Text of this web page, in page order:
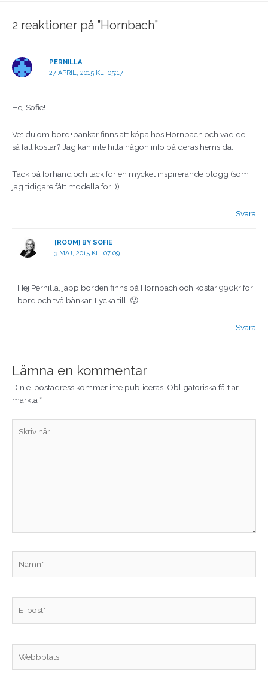
2 reaktioner på ”Hornbach”
PERNILLA
27 APRIL, 2015 KL. 05:17
Hej Sofie!
Vet du om bord+bänkar finns att köpa hos Hornbach och vad de i
så fall kostar? Jag kan inte hitta någon info på deras hemsida.
Tack på förhand och tack för en mycket inspirerande blogg (som
jag tidigare fått modella för ;))
Svara
[ROOM] BY SOFIE
3 MAJ, 2015 KL. 07:09
Hej Pernilla, japp borden finns på Hornbach och kostar 990kr för
bord och två bänkar. Lycka till! 🙂
Svara
Lämna en kommentar
Din e-postadress kommer inte publiceras. Obligatoriska fält är
märkta *
här..
post*